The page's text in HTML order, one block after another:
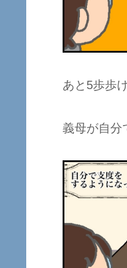
あと5歩歩
義母が自分